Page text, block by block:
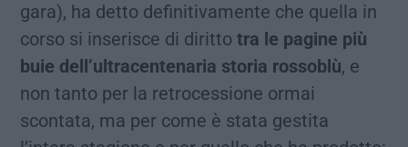
gara), ha detto definitivamente che quella in
corso si inserisce di diritto tra le pagine più
buie dell’ultracentenaria storia rossoblù, e
non tanto per la retrocessione ormai
scontata, ma per come è stata gestita